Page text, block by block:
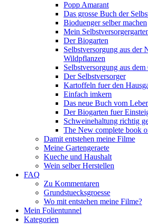
Popp Amarant
Das grosse Buch der
Bioduenger selber machen
Mein
Der Biogarten
Selbstversorgung aus der
Wildpflanzen
Selbstversorgung aus dem
Der Selbstversorger
Kartoffeln fuer den
Einfach imkern
Das neue Buch vom
Der Biogarten fuer
Schweinehaltung richtig
The New complete book
Damit entstehen meine Filme
Meine Gartengeraete
Kueche und Haushalt
Wein selber Herstellen
FAQ
Zu Kommentaren
Grundstuecksgroesse
Wo mit entstehen meine Filme?
Mein Folientunnel
Kategorien